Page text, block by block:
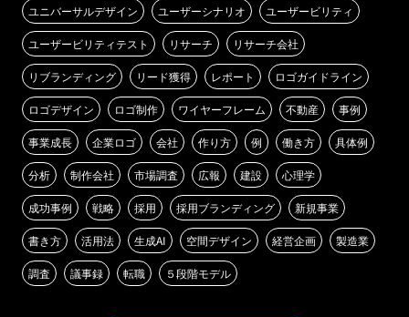
ユニバーサルデザイン ユーザーシナリオ ユーザービリティ
ユーザービリティテスト リサーチ リサーチ会社
リブランディング リード獲得 レポート ロゴガイドライン
ロゴデザイン ロゴ制作 ワイヤーフレーム 不動産 事例
事業成長 企業ロゴ 会社 作り方 例 働き方 具体例
分析 制作会社 市場調査 広報 建設 心理学
成功事例 戦略 採用 採用ブランディング 新規事業
書き方 活用法 生成AI 空間デザイン 経営企画 製造業
調査 議事録 転職 ５段階モデル